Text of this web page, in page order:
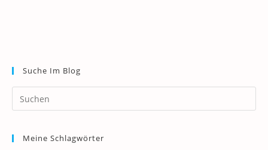
Suche Im Blog
Meine Schlagwörter